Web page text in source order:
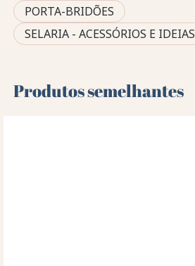
PORTA-BRIDÕES
SELARIA - ACESSÓRIOS E IDEIAS
Produtos semelhantes